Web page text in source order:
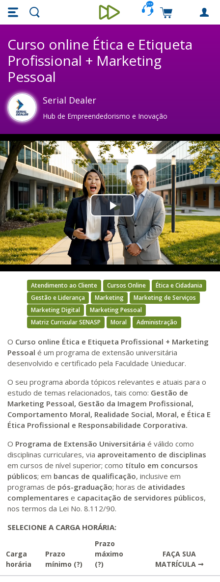
Skip main navigation
Skip to main content
Unieducar
Carrinho de
Curso online Ética e Etiqueta
Profissional + Marketing
Pessoal
Serial Dealer
Hub de Empreendedorismo e Inovação
Play
Video
Atendimento ao Cliente Cursos Online
Ética e Cidadania
Gestão e Liderança
Marketing
Marketing de Serviços
Marketing Digital
Marketing Pessoal
Matriz Curricular SENASP
Moral Administração
O Curso online Ética e Etiqueta Profissional + Marketing
Pessoal é um programa de extensão universitária
desenvolvido e certificado pela Faculdade Unieducar.
O seu programa aborda tópicos relevantes e atuais para o
estudo de temas relacionados, tais como: Gestão de
Marketing Pessoal, Gestão da Imagem Profissional,
Comportamento Moral, Realidade Social, Moral, e Ética E
Ética Profissional e Responsabilidade Corporativa.
O Programa de Extensão Universitária é válido como
disciplinas curriculares, via aproveitamento de disciplinas
em cursos de nível superior; como título em concursos
públicos; em bancas de qualificação, inclusive em
programas de pós-graduação; horas de atividades
complementares e capacitação de servidores públicos,
nos termos da Lei No. 8.112/90.
SELECIONE A CARGA HORÁRIA:
Carga
horária
Prazo
mínimo (?)
Prazo
máximo
(?)
FAÇA SUA
MATRÍCULA →